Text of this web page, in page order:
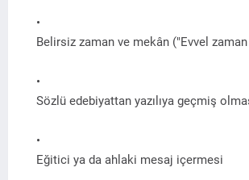
Belirsiz zaman ve mekân ("Evvel
Sözlü edebiyattan yazılıya geçmiş
Eğitici ya da ahlaki mesaj içermesi